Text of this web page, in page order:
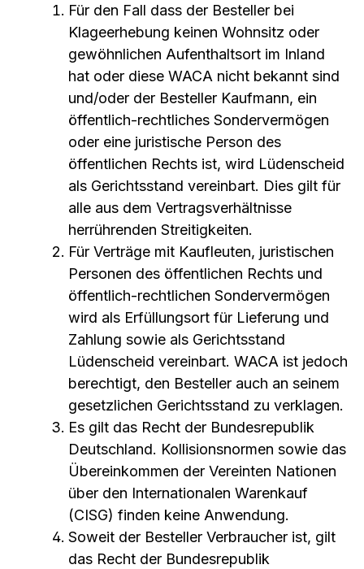
Für den Fall dass der Besteller bei
Klageerhebung keinen Wohnsitz oder
gewöhnlichen Aufenthaltsort im Inland
hat oder diese WACA nicht bekannt sind
und/oder der Besteller Kaufmann, ein
öffentlich-rechtliches Sondervermögen
oder eine juristische Person des
öffentlichen Rechts ist, wird Lüdenscheid
als Gerichtsstand vereinbart. Dies gilt für
alle aus dem Vertragsverhältnisse
herrührenden Streitigkeiten.
Für Verträge mit Kaufleuten, juristischen
Personen des öffentlichen Rechts und
öffentlich-rechtlichen Sondervermögen
wird als Erfüllungsort für Lieferung und
Zahlung sowie als Gerichtsstand
Lüdenscheid vereinbart. WACA ist jedoch
berechtigt, den Besteller auch an seinem
gesetzlichen Gerichtsstand zu verklagen.
Es gilt das Recht der Bundesrepublik
Deutschland. Kollisionsnormen sowie das
Übereinkommen der Vereinten Nationen
über den Internationalen Warenkauf
(CISG) finden keine Anwendung.
Soweit der Besteller Verbraucher ist, gilt
das Recht der Bundesrepublik